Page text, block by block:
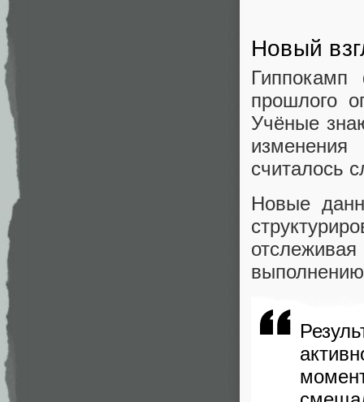
Новый
Гиппокамп
прошлого
Учёные
изменения
считалось
Новые